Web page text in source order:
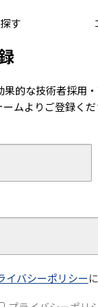
す
的な技術者採用
ムよりご登録くだ
イバシーポリシー